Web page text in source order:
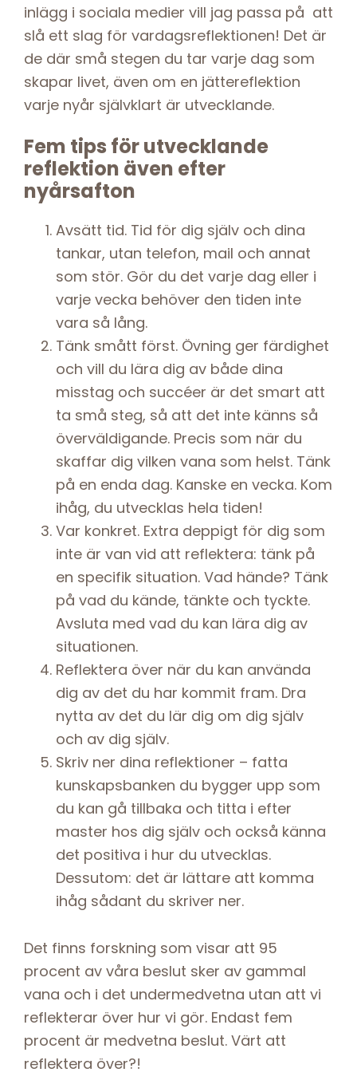
inlägg i sociala medier vill jag passa på att
slå ett slag för vardagsreflektionen! Det är
de där små stegen du tar varje dag som
skapar livet, även om en jättereflektion
varje nyår självklart är utvecklande.
Fem tips för utvecklande
reflektion även efter
nyårsafton
Avsätt tid. Tid för dig själv och dina
tankar, utan telefon, mail och annat
som stör. Gör du det varje dag eller i
varje vecka behöver den tiden inte
vara så lång.
Tänk smått först. Övning ger färdighet
och vill du lära dig av både dina
misstag och succéer är det smart att
ta små steg, så att det inte känns så
överväldigande. Precis som när du
skaffar dig vilken vana som helst. Tänk
på en enda dag. Kanske en vecka. Kom
ihåg, du utvecklas hela tiden!
Var konkret. Extra deppigt för dig som
inte är van vid att reflektera: tänk på
en specifik situation. Vad hände? Tänk
på vad du kände, tänkte och tyckte.
Avsluta med vad du kan lära dig av
situationen.
Reflektera över när du kan använda
dig av det du har kommit fram. Dra
nytta av det du lär dig om dig själv
och av dig själv.
Skriv ner dina reflektioner – fatta
kunskapsbanken du bygger upp som
du kan gå tillbaka och titta i efter
master hos dig själv och också känna
det positiva i hur du utvecklas.
Dessutom: det är lättare att komma
ihåg sådant du skriver ner.
Det finns forskning som visar att 95
procent av våra beslut sker av gammal
vana och i det undermedvetna utan att vi
reflekterar över hur vi gör. Endast fem
procent är medvetna beslut. Värt att
reflektera över?!